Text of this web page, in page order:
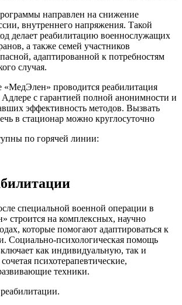
направлен на снижение
внутреннего напряжения. Такой
делает реабилитацию военнослужащих
а также семей участников
адаптированной к потребностям
случая.
«МедЭлен» проводится реабилитация
с гарантией полной анонимности и
эффективность методов. Вызвать
в стационар можно круглосуточно
по горячей линии:
специальной военной операции в
строится на комплексных, научно
которые помогают адаптироваться к
Социально-психологическая помощь
как индивидуальную, так и
психотерапевтические,
техники.